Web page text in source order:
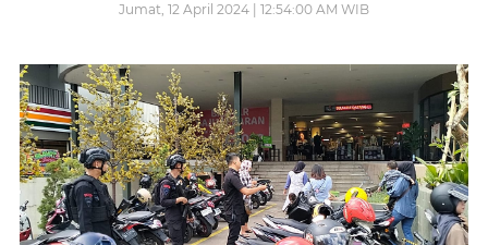
Jumat, 12 April 2024 | 12:54:00 AM WIB